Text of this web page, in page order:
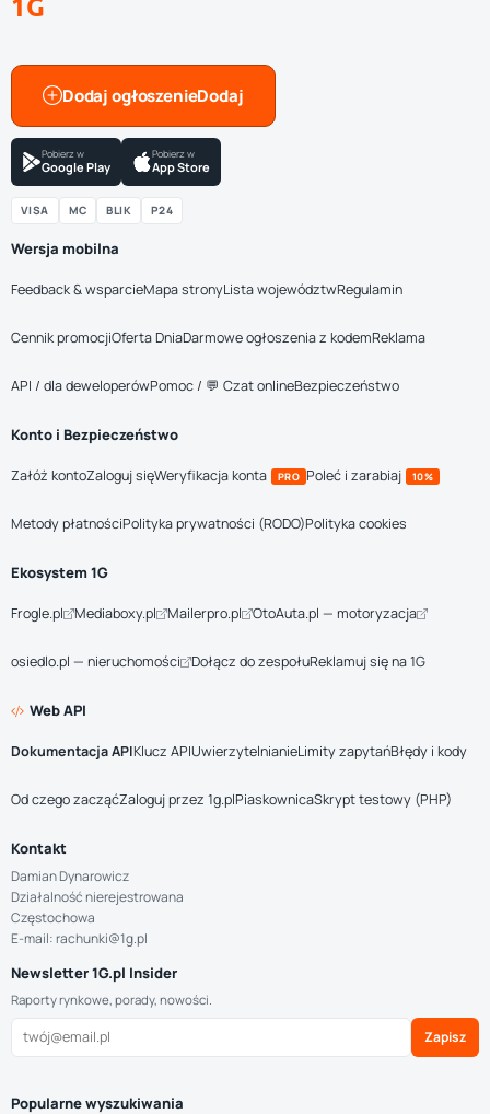
Dodaj ogłoszenie
Pobierz w
Google Play
Pobierz w
App Store
VISA MC BLIK P24
Wersja mobilna
Feedback & wsparcieMapa stronyLista województwRegulamin
Cennik promocjiOferta DniaDarmowe ogłoszenia z kodemReklama
API / dla deweloperówPomoc / 💬 Czat onlineBezpieczeństwo
Konto i Bezpieczeństwo
Załóż kontoZaloguj sięWeryfikacja konta PRO Poleć i zarabiaj 10%
Metody płatnościPolityka prywatności (RODO)Polityka cookies
Ekosystem 1G
Frogle.pl Mediaboxy.pl Mailerpro.pl OtoAuta.pl — motoryzacja
osiedlo.pl — nieruchomości Dołącz do zespołuReklamuj się na 1G
Web API
Dokumentacja APIKlucz APIUwierzytelnianieLimity zapytańBłędy i kody
Od czego zacząćZaloguj przez 1g.plPiaskownicaSkrypt testowy (PHP)
Kontakt
Damian Dynarowicz
Działalność nierejestrowana
Częstochowa
E-mail: rachunki@1g.pl
Newsletter 1G.pl Insider
Raporty rynkowe, porady, nowości.
Zapisz
Popularne wyszukiwania